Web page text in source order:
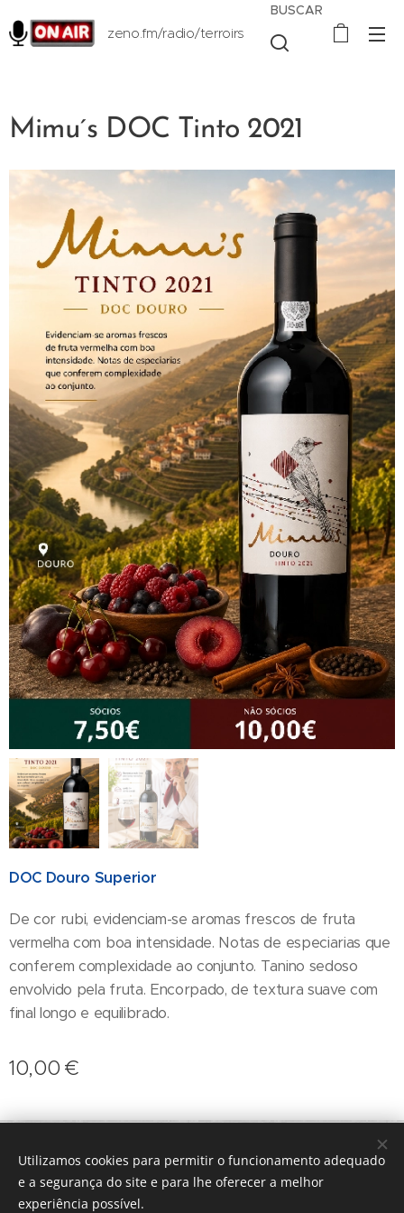
zeno.fm/radio/terroirs
BUSCAR
Mimu´s DOC Tinto 2021
DOC Douro Superior
De cor rubi, evidenciam-se aromas frescos de fruta
vermelha com boa intensidade. Notas de especiarias que
conferem complexidade ao conjunto. Tanino sedoso
envolvido pela fruta. Encorpado, de textura suave com
final longo e equilibrado.
10,00 €
Desenvolvido por Webnode Cookies
Utilizamos cookies para permitir o funcionamento adequado
e a segurança do site e para lhe oferecer a melhor
experiência possível.